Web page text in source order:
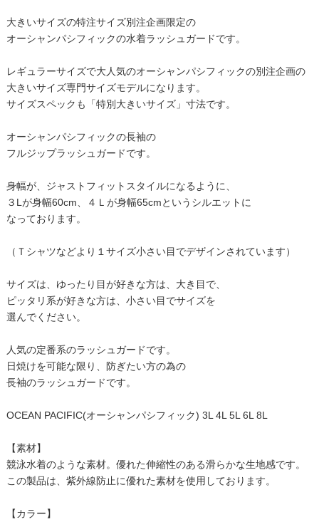
大きいサイズの特注サイズ別注企画限定の
オーシャンパシフィックの水着ラッシュガードです。
レギュラーサイズで大人気のオーシャンパシフィックの別注企画の
大きいサイズ専門サイズモデルになります。
サイズスペックも「特別大きいサイズ」寸法です。
オーシャンパシフィックの長袖の
フルジップラッシュガードです。
身幅が、ジャストフィットスタイルになるように、
３Lが身幅60cm、４Ｌが身幅65cmというシルエットに
なっております。
（Ｔシャツなどより１サイズ小さい目でデザインされています）
サイズは、ゆったり目が好きな方は、大き目で、
ピッタリ系が好きな方は、小さい目でサイズを
選んでください。
人気の定番系のラッシュガードです。
日焼けを可能な限り、防ぎたい方の為の
長袖のラッシュガードです。
OCEAN PACIFIC(オーシャンパシフィック) 3L 4L 5L 6L 8L
【素材】
競泳水着のような素材。優れた伸縮性のある滑らかな生地感です。
この製品は、紫外線防止に優れた素材を使用しております。
【カラー】